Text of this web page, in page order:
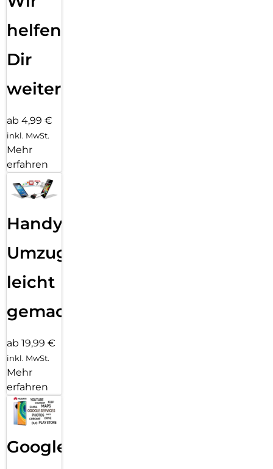
helfen
Dir
weiter
ab 4,99 €
inkl. MwSt.
Mehr
erfahren
Handy
Umzug
leicht
gemacht!
ab 19,99 €
inkl. MwSt.
Mehr
erfahren
Google